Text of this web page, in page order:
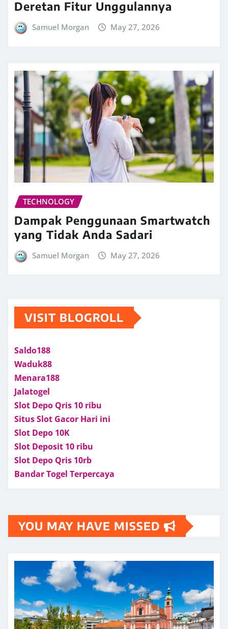
Deretan Fitur Unggulannya
Samuel Morgan May 27, 2026
TECHNOLOGY
Dampak Penggunaan Smartwatch
yang Tidak Anda Sadari
Samuel Morgan May 27, 2026
VISIT BLOGROLL
Saldo188
Waduk88
Menara188
Jalatogel
Slot Depo Qris 10 ribu
Situs Slot Gacor Hari ini
Slot Depo 10K
Slot Deposit 10 ribu
Slot Depo Qris 10rb
Bandar Togel Terpercaya
YOU MAY HAVE MISSED